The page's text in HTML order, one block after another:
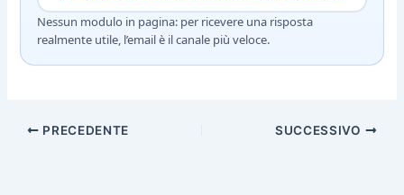
Nessun modulo in pagina: per ricevere una risposta
realmente utile, l’email è il canale più veloce.
PRECEDENTE SUCCESSIVO